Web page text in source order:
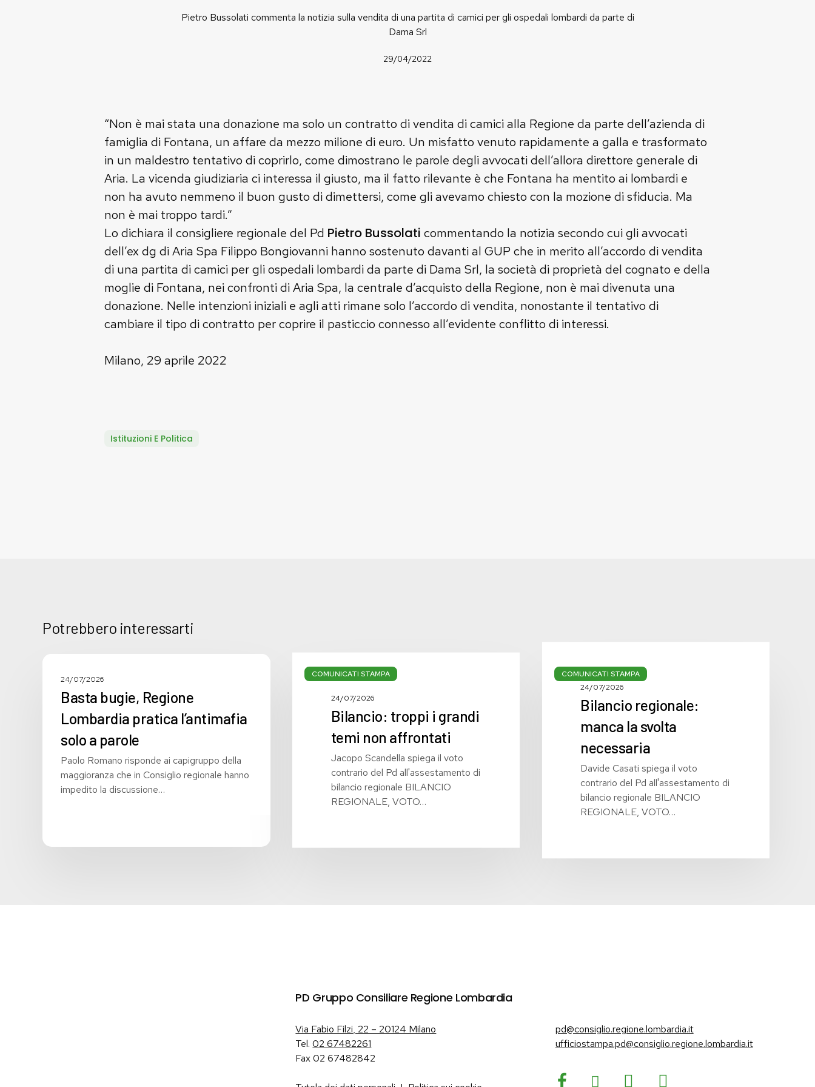
Pietro Bussolati commenta la notizia sulla vendita di una partita di camici per gli ospedali lombardi da parte di
Dama Srl
29/04/2022
“Non è mai stata una donazione ma solo un contratto di vendita di camici alla Regione da parte dell’azienda di
famiglia di Fontana, un affare da mezzo milione di euro. Un misfatto venuto rapidamente a galla e trasformato
in un maldestro tentativo di coprirlo, come dimostrano le parole degli avvocati dell’allora direttore generale di
Aria. La vicenda giudiziaria ci interessa il giusto, ma il fatto rilevante è che Fontana ha mentito ai lombardi e
non ha avuto nemmeno il buon gusto di dimettersi, come gli avevamo chiesto con la mozione di sfiducia. Ma
non è mai troppo tardi.”
Lo dichiara il consigliere regionale del Pd Pietro Bussolati commentando la notizia secondo cui gli avvocati
dell’ex dg di Aria Spa Filippo Bongiovanni hanno sostenuto davanti al GUP che in merito all’accordo di vendita
di una partita di camici per gli ospedali lombardi da parte di Dama Srl, la società di proprietà del cognato e della
moglie di Fontana, nei confronti di Aria Spa, la centrale d’acquisto della Regione, non è mai divenuta una
donazione. Nelle intenzioni iniziali e agli atti rimane solo l’accordo di vendita, nonostante il tentativo di
cambiare il tipo di contratto per coprire il pasticcio connesso all’evidente conflitto di interessi.
Milano, 29 aprile 2022
Istituzioni E Politica
Potrebbero interessarti
bugie,
Regione
Lombardia
pratica
l’antimafia
parole
24/07/2026
Basta bugie, Regione
Lombardia pratica l’antimafia
solo a parole
Paolo Romano risponde ai capigruppo della
maggioranza che in Consiglio regionale hanno
impedito la discussione…
COMUNICATI STAMPA
troppi
24/07/2026
Bilancio: troppi i grandi
temi non affrontati
Jacopo Scandella spiega il voto
contrario del Pd all'assestamento di
bilancio regionale BILANCIO
REGIONALE, VOTO…
COMUNICATI STAMPA
regionale:
necessaria
24/07/2026
Bilancio regionale:
manca la svolta
necessaria
Davide Casati spiega il voto
contrario del Pd all'assestamento di
bilancio regionale BILANCIO
REGIONALE, VOTO…
PD Gruppo Consiliare Regione Lombardia
Via Fabio Filzi, 22 – 20124 Milano
Tel.02 67482261
Fax 02 67482842
pd@consiglio.regione.lombardia.it
ufficiostampa.pd@consiglio.regione.lombardia.it